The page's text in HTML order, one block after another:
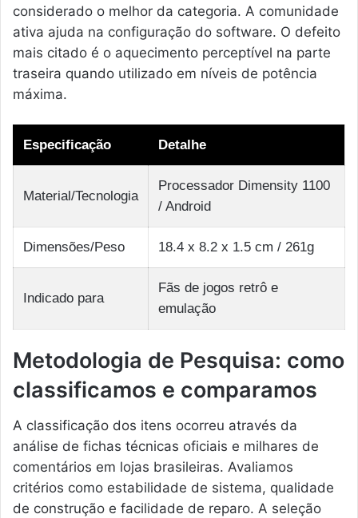
considerado o melhor da categoria. A comunidade
ativa ajuda na configuração do software. O defeito
mais citado é o aquecimento perceptível na parte
traseira quando utilizado em níveis de potência
máxima.
Especificação Detalhe
Material/Tecnologia
Processador Dimensity 1100
/ Android
Dimensões/Peso 18.4 x 8.2 x 1.5 cm / 261g
Indicado para
Fãs de jogos retrô e
emulação
Metodologia de Pesquisa: como
classificamos e comparamos
A classificação dos itens ocorreu através da
análise de fichas técnicas oficiais e milhares de
comentários em lojas brasileiras. Avaliamos
critérios como estabilidade de sistema, qualidade
de construção e facilidade de reparo. A seleção